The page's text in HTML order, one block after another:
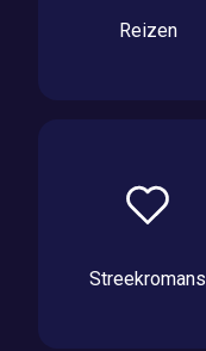
Reizen
Streekromans